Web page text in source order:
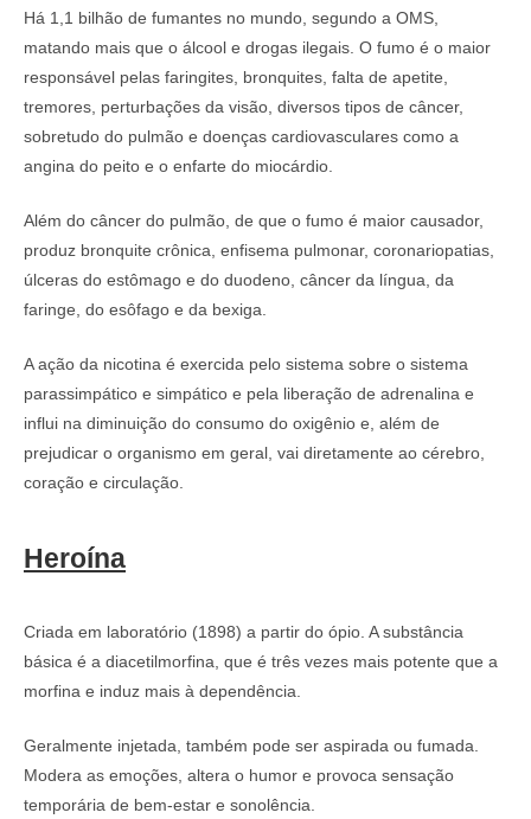
Há 1,1 bilhão de fumantes no mundo, segundo a OMS,
matando mais que o álcool e drogas ilegais. O fumo é o maior
responsável pelas faringites, bronquites, falta de apetite,
tremores, perturbações da visão, diversos tipos de câncer,
sobretudo do pulmão e doenças cardiovasculares como a
angina do peito e o enfarte do miocárdio.
Além do câncer do pulmão, de que o fumo é maior causador,
produz bronquite crônica, enfisema pulmonar, coronariopatias,
úlceras do estômago e do duodeno, câncer da língua, da
faringe, do esôfago e da bexiga.
A ação da nicotina é exercida pelo sistema sobre o sistema
parassimpático e simpático e pela liberação de adrenalina e
influi na diminuição do consumo do oxigênio e, além de
prejudicar o organismo em geral, vai diretamente ao cérebro,
coração e circulação.
Heroína
Criada em laboratório (1898) a partir do ópio. A substância
básica é a diacetilmorfina, que é três vezes mais potente que a
morfina e induz mais à dependência.
Geralmente injetada, também pode ser aspirada ou fumada.
Modera as emoções, altera o humor e provoca sensação
temporária de bem-estar e sonolência.